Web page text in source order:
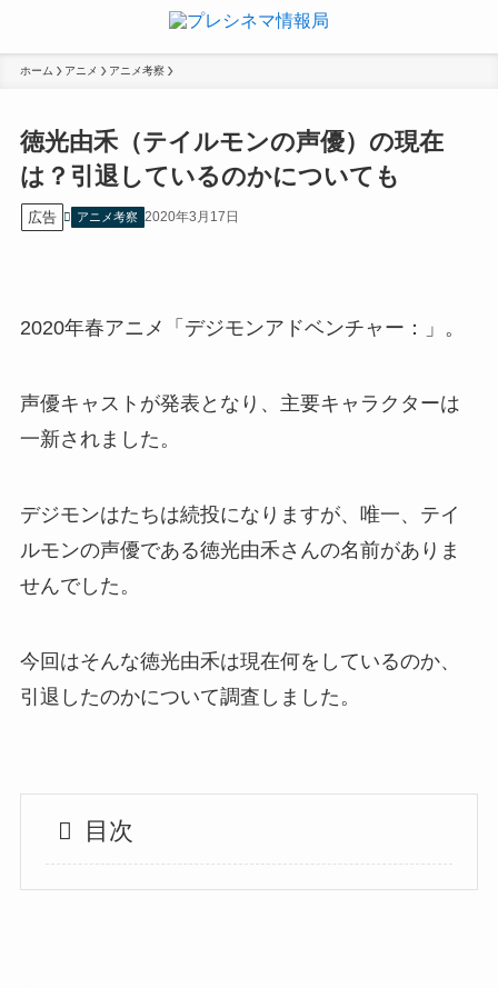
ホーム アニメ アニメ考察
徳光由禾（テイルモンの声優）の現在
は？引退しているのかについても
広告 アニメ考察 2020年3月17日
2020年春アニメ「デジモンアドベンチャー：」。
声優キャストが発表となり、主要キャラクターは
一新されました。
デジモンはたちは続投になりますが、唯一、テイ
ルモンの声優である徳光由禾さんの名前がありま
せんでした。
今回はそんな徳光由禾は現在何をしているのか、
引退したのかについて調査しました。
目次